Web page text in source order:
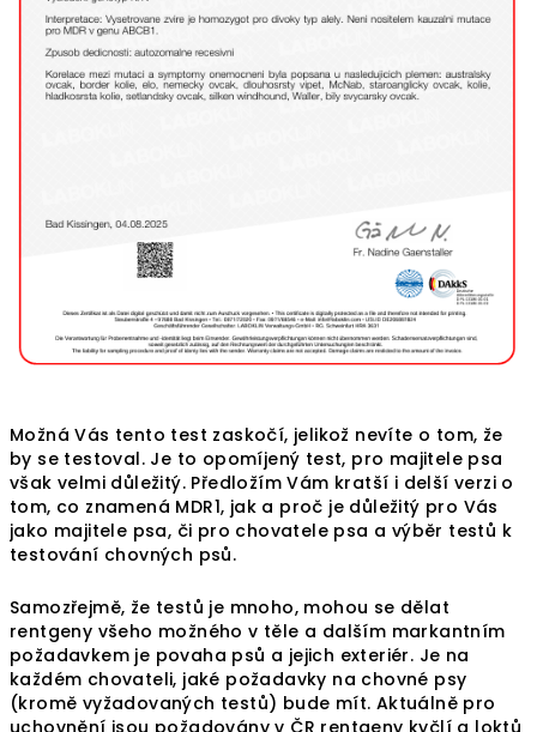
Možná Vás tento test zaskočí, jelikož nevíte o tom, že
by se testoval. Je to opomíjený test, pro majitele psa
však velmi důležitý. Předložím Vám kratší i delší verzi o
tom, co znamená MDR1, jak a proč je důležitý pro Vás
jako majitele psa, či pro chovatele psa a výběr testů k
testování chovných psů.
Samozřejmě, že testů je mnoho, mohou se dělat
rentgeny všeho možného v těle a dalším markantním
požadavkem je povaha psů a jejich exteriér. Je na
každém chovateli, jaké požadavky na chovné psy
(kromě vyžadovaných testů) bude mít. Aktuálně pro